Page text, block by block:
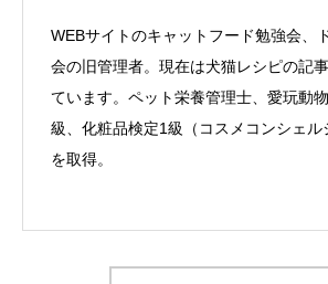
WEBサイトのキャットフード勉強会、
会の旧管理者。現在は犬猫レシピの記
ています。ペット栄養管理士、愛玩動
級、化粧品検定1級（コスメコンシェル
を取得。